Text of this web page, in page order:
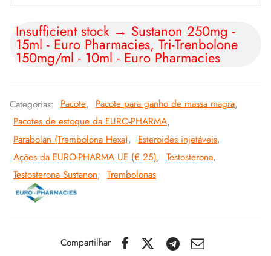
original
era:
67.79$.
atual é:
53.49$.
Insufficient stock → Sustanon 250mg -
15ml - Euro Pharmacies, Tri-Trenbolone
150mg/ml - 10ml - Euro Pharmacies
Categorias: Pacote, Pacote para ganho de massa magra,
Pacotes de estoque da EURO-PHARMA,
Parabolan (Trembolona Hexa), Esteroides injetáveis,
Ações da EURO-PHARMA UE (€ 25), Testosterona,
Testosterona Sustanon, Trembolonas
Compartilhar